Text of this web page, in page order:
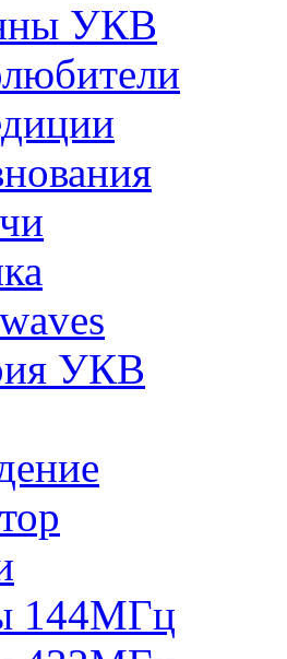
УКВ
УКВ
144МГц